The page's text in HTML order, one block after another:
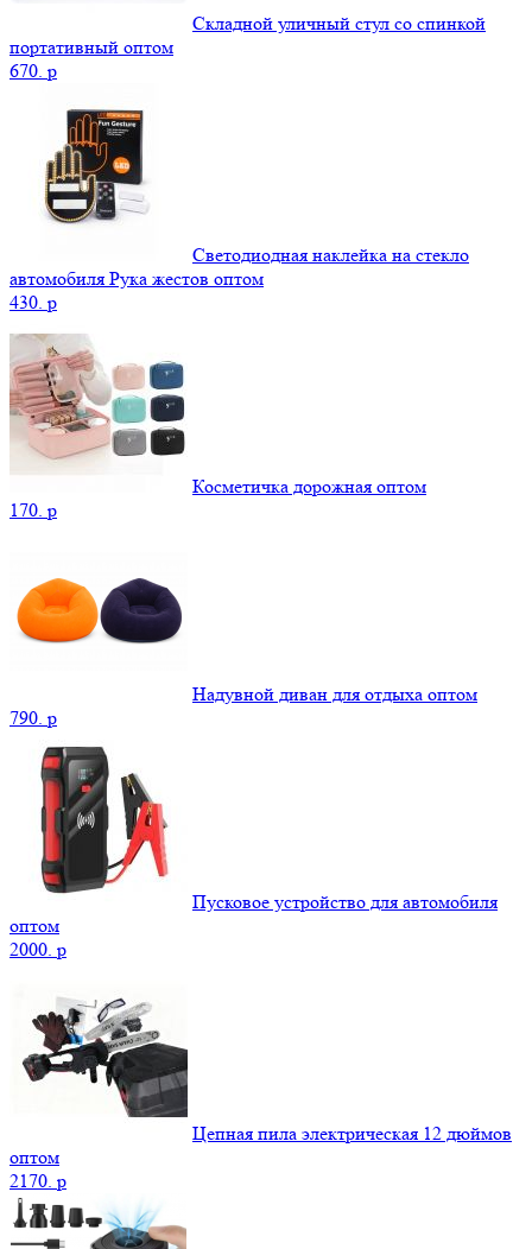
Складной уличный стул со спинкой
портативный оптом
670. p
Светодиодная наклейка на стекло
автомобиля Рука жестов оптом
430. p
Косметичка дорожная оптом
170. p
Надувной диван для отдыха оптом
790. p
Пусковое устройство для автомобиля
оптом
2000. p
Цепная пила электрическая 12 дюймов
оптом
2170. p